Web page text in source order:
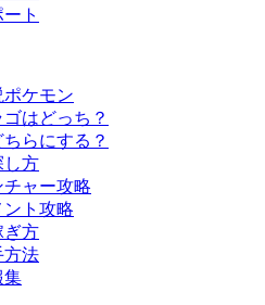
ト
ケモン
はどっち？
らにする？
し方
ャー攻略
ト攻略
ぎ方
方法
集